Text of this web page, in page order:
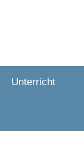
Unterricht